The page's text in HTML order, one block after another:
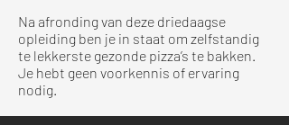
Na afronding van deze driedaagse
opleiding ben je in staat om zelfstandig
te lekkerste gezonde pizza’s te bakken.
Je hebt geen voorkennis of ervaring
nodig.